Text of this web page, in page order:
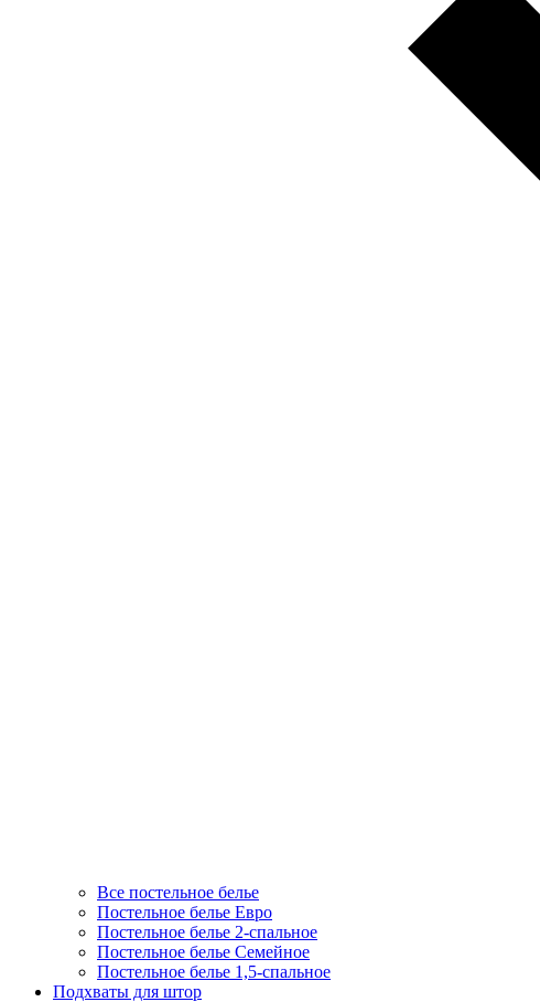
Все постельное белье
Постельное белье Евро
Постельное белье 2-спальное
Постельное белье Семейное
Постельное белье 1,5-спальное
Подхваты для штор